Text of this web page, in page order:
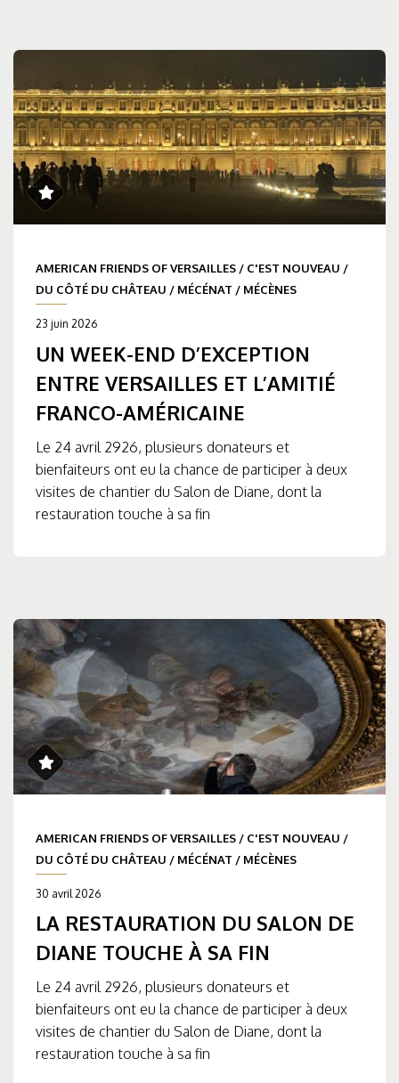
AMERICAN FRIENDS OF VERSAILLES / C'EST NOUVEAU /
DU CÔTÉ DU CHÂTEAU / MÉCÉNAT / MÉCÈNES
23 juin 2026
UN WEEK-END D’EXCEPTION
ENTRE VERSAILLES ET L’AMITIÉ
FRANCO-AMÉRICAINE
Le 24 avril 2926, plusieurs donateurs et
bienfaiteurs ont eu la chance de participer à deux
visites de chantier du Salon de Diane, dont la
restauration touche à sa fin
AMERICAN FRIENDS OF VERSAILLES / C'EST NOUVEAU /
DU CÔTÉ DU CHÂTEAU / MÉCÉNAT / MÉCÈNES
30 avril 2026
LA RESTAURATION DU SALON DE
DIANE TOUCHE À SA FIN
Le 24 avril 2926, plusieurs donateurs et
bienfaiteurs ont eu la chance de participer à deux
visites de chantier du Salon de Diane, dont la
restauration touche à sa fin